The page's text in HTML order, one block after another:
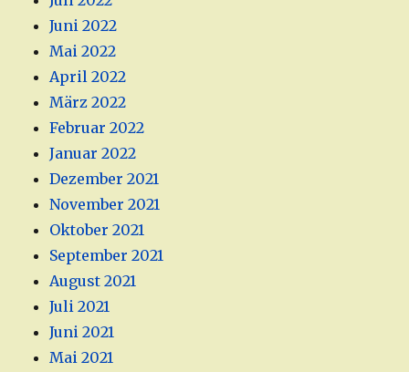
Juni 2022
Mai 2022
April 2022
März 2022
Februar 2022
Januar 2022
Dezember 2021
November 2021
Oktober 2021
September 2021
August 2021
Juli 2021
Juni 2021
Mai 2021